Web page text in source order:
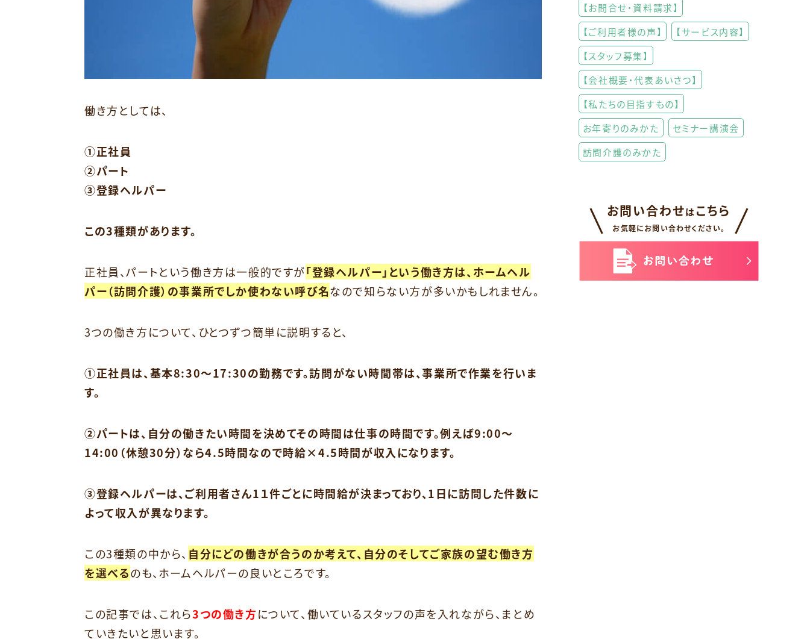
働き方としては、
①正社員
②パート
③登録ヘルパー
この3種類があります。
正社員、パートという働き方は一般的ですが「登録ヘルパー」という働き方は、ホームヘル
パー（訪問介護）の事業所でしか使わない呼び名なので知らない方が多いかもしれません。
3つの働き方について、ひとつずつ簡単に説明すると、
①正社員は、基本8:30～17:30の勤務です。訪問がない時間帯は、事業所で作業を行いま
す。
②パートは、自分の働きたい時間を決めてその時間は仕事の時間です。例えば9:00～
14:00（休憩30分）なら4.5時間なので時給×4.5時間が収入になります。
③登録ヘルパーは、ご利用者さん1１件ごとに時間給が決まっており、1日に訪問した件数に
よって収入が異なります。
この3種類の中から、 自分にどの働きが合うのか考えて、自分のそしてご家族の望む働き方
を選べるのも、ホームヘルパーの良いところです。
この記事では、これら3つの働き方について、働いているスタッフの声を入れながら、まとめ
ていきたいと思います。
【お問合せ・資料請求】
【ご利用者様の声】
【サービス内容】
【スタッフ募集】
【会社概要・代表あいさつ】
【私たちの目指すもの】
お年寄りのみかた
セミナー講演会
訪問介護のみかた
お問い合わせはこちら
お気軽にお問い合わせください。